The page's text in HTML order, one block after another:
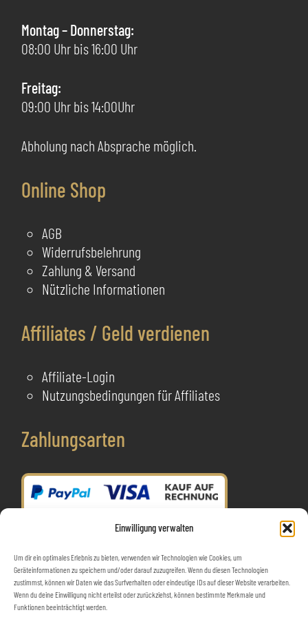
Einwilligung verwalten
Um dir ein optimales Erlebnis zu bieten, verwenden wir Technologien wie Cookies, um
Geräteinformationen zu speichern und/oder darauf zuzugreifen. Wenn du diesen Technologien
zustimmst, können wir Daten wie das Surfverhalten oder eindeutige IDs auf dieser Website verarbeiten.
Wenn du deine Einwilligung nicht erteilst oder zurückziehst, können bestimmte Merkmale und
Funktionen beeinträchtigt werden.
Montag – Donnerstag:
08:00 Uhr bis 16:00 Uhr
Freitag:
09:00 Uhr bis 14:00Uhr
Abholung nach Absprache möglich.
Online Shop
AGB
Widerrufsbelehrung
Zahlung & Versand
Nützliche Informationen
Affiliates / Geld verdienen
Affiliate-Login
Nutzungsbedingungen für Affiliates
Zahlungsarten